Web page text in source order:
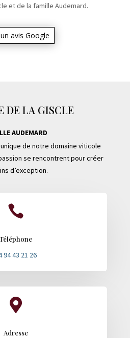
et de la famille Audemard.
avis Google
DE LA GISCLE
AUDEMARD
de notre domaine viticole
se rencontrent pour créer
d’exception.

Téléphone
94 43 21 26

Adresse